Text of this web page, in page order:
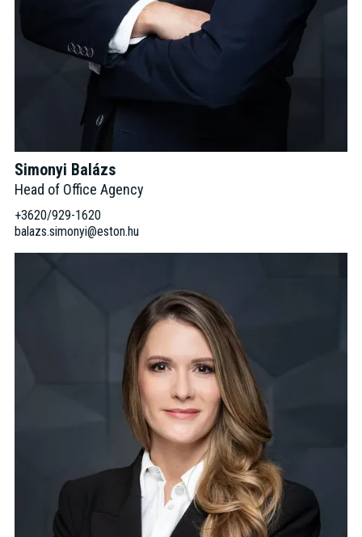
Simonyi Balázs
Head of Office Agency
+3620/929-1620
balazs.simonyi@eston.hu